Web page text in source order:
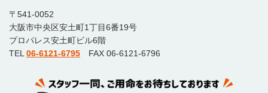
〒541-0052
大阪市中央区安土町1丁目6番19号
プロパレス安土町ビル6階
TEL 06-6121-6795 FAX 06-6121-6796